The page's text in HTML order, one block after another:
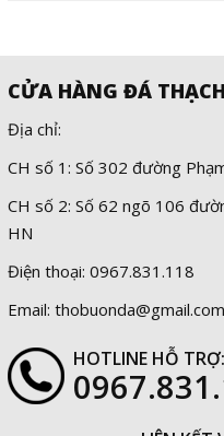
CỬA HÀNG ĐÁ
Địa chỉ:
CH số 1: Số 302 đường
CH số 2: Số 62 ngõ 106
HN
Điện thoại: 0967.831.118
Email: thobuonda@gmail.com
HOTLINE HỖ TRỢ: